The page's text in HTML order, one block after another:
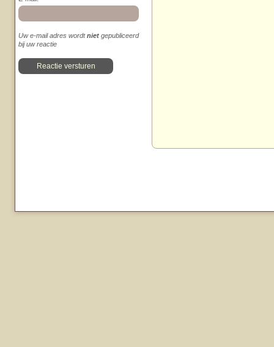
Uw e-mail adres wordtniet gepubliceerd
bij uw reactie